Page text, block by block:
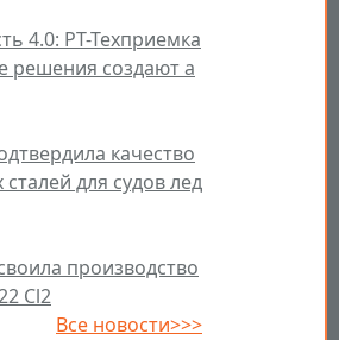
4.0: РТ-Техприемка
решения создают а
качество
для судов лед
производство
Cl2
Все новости>>>